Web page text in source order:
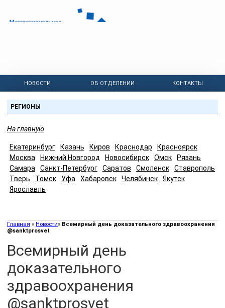
НОВОСТИ ОБ ОТДЕЛЕНИИ КОНТАКТЫ
РЕГИОНЫ
На главную
Екатеринбург Казань Киров Краснодар
Красноярск
Москва
Нижний Новгород Новосибирск Омск
Рязань
Самара
Санкт-Петербург Саратов Смоленск
Ставрополь
Тверь
Томск Уфа Хабаровск Челябинск
Якутск
Ярославль
Главная » Новости» Всемирный день доказательного здравоохранения
@sanktprosvet
Всемирный день
доказательного
здравоохранения
@sanktprosvet